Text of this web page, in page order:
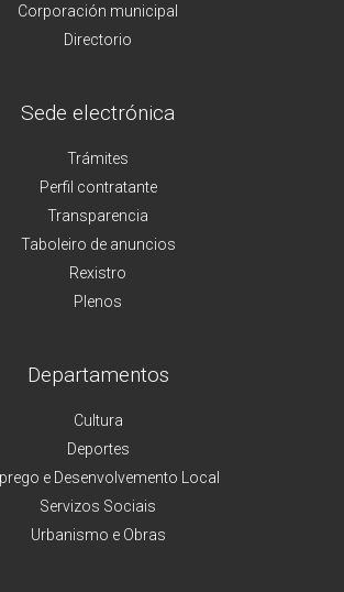
Corporación municipal
Directorio
Sede electrónica
Trámites
Perfil contratante
Transparencia
Taboleiro de anuncios
Rexistro
Plenos
Departamentos
Cultura
Deportes
e Desenvolvemento Local
Servizos Sociais
Urbanismo e Obras